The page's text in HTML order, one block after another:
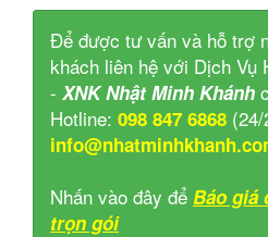
Để được tư vấn và hỗ trợ
khách liên hệ với Dịch Vụ
- XNK Nhật Minh Khánh
Hotline: 098 847 6868
Nhấn vào đây để Báo giá
trọn gói